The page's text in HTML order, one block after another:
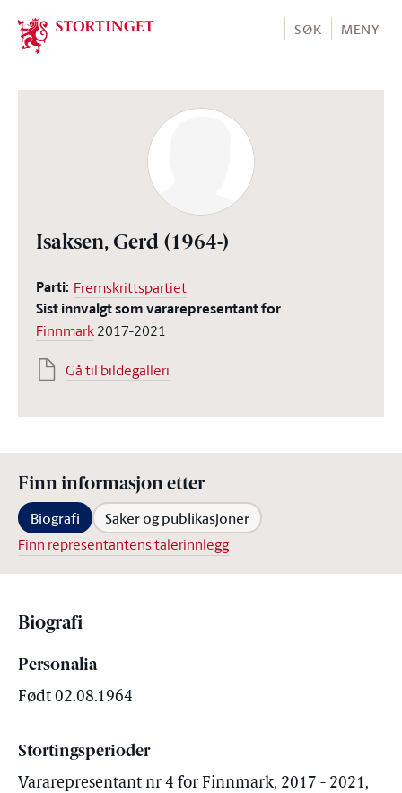
Stortinget.no
SØK MENY
Isaksen, Gerd (1964-)
Parti: Fremskrittspartiet
Sist innvalgt som vararepresentant for
Finnmark2017-2021
Gå til bildegalleri
Finn informasjon etter
Biografi Saker og publikasjoner
Finn representantens talerinnlegg
Biografi
Personalia
Født 02.08.1964
Stortingsperioder
Vararepresentant nr 4 for Finnmark, 2017 - 2021,